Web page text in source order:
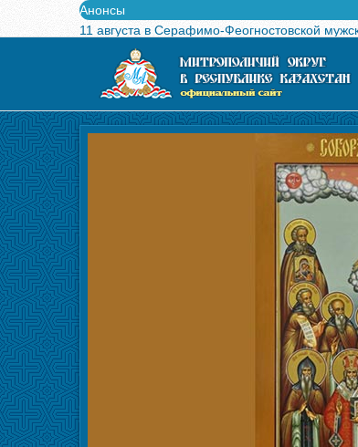
Анонсы
11 августа в Серафимо-Феогностовской
Выпущен в свет буклет о проведении
Вышел в свет новый номер журнала «Свет
Вышла в свет монография «Управляющие
Алма-Атинская духовная семинария